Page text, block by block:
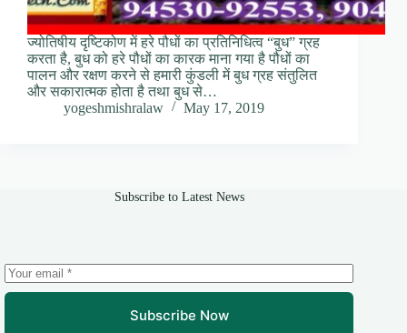
ज्योतिषीय दृष्टिकोण में हरे पौधों का प्रतिनिधित्व “बुध” ग्रह
करता है, बुध को हरे पौधों का कारक माना गया है पौधों का
पालन और रक्षण करने से हमारी कुंडली में बुध ग्रह संतुलित
और सकारात्मक होता है तथा बुध से…
yogeshmishralaw
May 17, 2019
Subscribe to Latest News
Subscribe Now